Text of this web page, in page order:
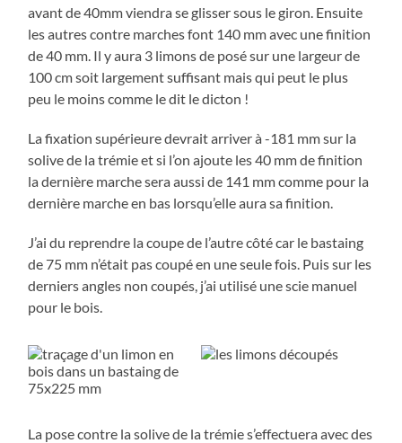
avant de 40mm viendra se glisser sous le giron. Ensuite
les autres contre marches font 140 mm avec une finition
de 40 mm. Il y aura 3 limons de posé sur une largeur de
100 cm soit largement suffisant mais qui peut le plus
peu le moins comme le dit le dicton !
La fixation supérieure devrait arriver à -181 mm sur la
solive de la trémie et si l’on ajoute les 40 mm de finition
la dernière marche sera aussi de 141 mm comme pour la
dernière marche en bas lorsqu’elle aura sa finition.
J’ai du reprendre la coupe de l’autre côté car le bastaing
de 75 mm n’était pas coupé en une seule fois. Puis sur les
derniers angles non coupés, j’ai utilisé une scie manuel
pour le bois.
La pose contre la solive de la trémie s’effectuera avec des